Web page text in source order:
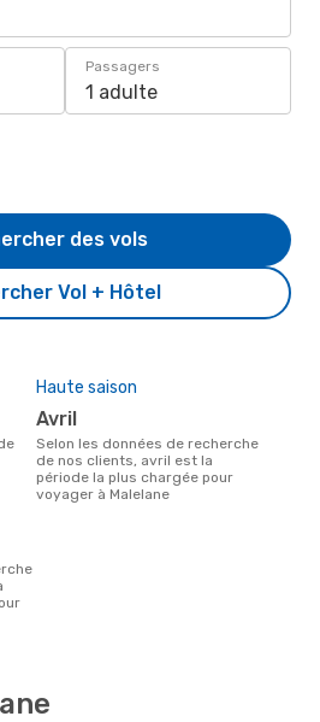
Passagers
1 adulte
Vol + Hôtel
des vols
Haute saison
avril
Selon les données de recherche
de nos clients, avril est la
période la plus chargée pour
voyager à Malelane